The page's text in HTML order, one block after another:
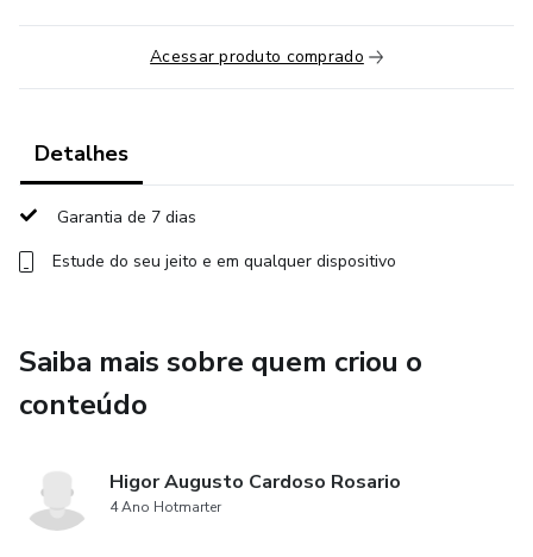
Acessar produto comprado
Detalhes
Garantia de 7 dias
Estude do seu jeito e em qualquer dispositivo
Saiba mais sobre quem criou o
conteúdo
Higor Augusto Cardoso Rosario
4 Ano Hotmarter